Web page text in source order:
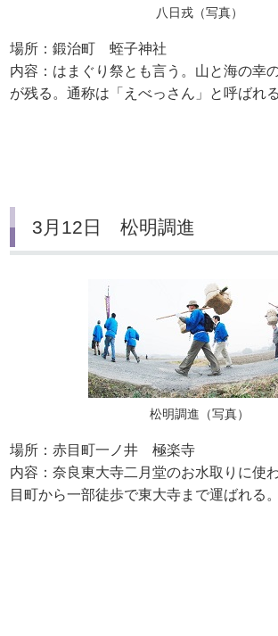
八日戎（写真）
場所：鍛治町 蛭子神社
内容：はまぐり祭とも言う。山と海の幸
が残る。通称は「えべっさん」と呼ばれる
3月12日 松明調進
松明調進（写真）
場所：赤目町一ノ井 極楽寺
内容：奈良東大寺二月堂のお水取りに使
目町から一部徒歩で東大寺まで運ばれる。